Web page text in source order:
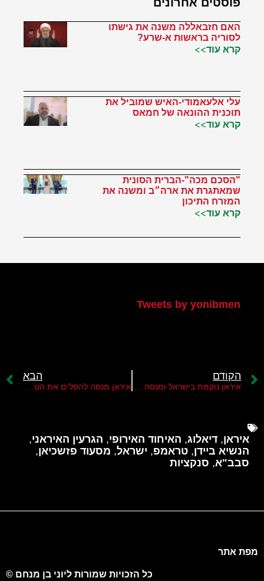
האם חזבאללה משנה את גישתו
לסוריה בראשות א-שרע?
קרא עוד>>
עלי אלעאמודי-האיש שמוביל את
תוכנית ההונאה של חמאס
קרא עוד>>
"הסכם מכה"-הברית הסונית
שמאתגרת את ארה״ב ומשנה את
המזרח התיכון
קרא עוד>>
Tweets by yonibmen
הקודם
איראן נוקמת בישראל ומנסה לטרפד את המשך תהליך הנורמליזציה
הבא
איראן מנסה להסלים את הטרור ביהודה ושומרון
איראן, דיאלוג, האיחוד האירופי, הגרעין האיראני,
הנשיא ביידן, טראמפ, ישראל, מסעוד פזשכיאן,
סבב"א, סנקציות
מפת אתר
כל הזכויות שמורות ליוני בן מנחם ©